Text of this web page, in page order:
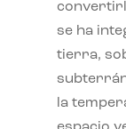
se ha
tierra,
la